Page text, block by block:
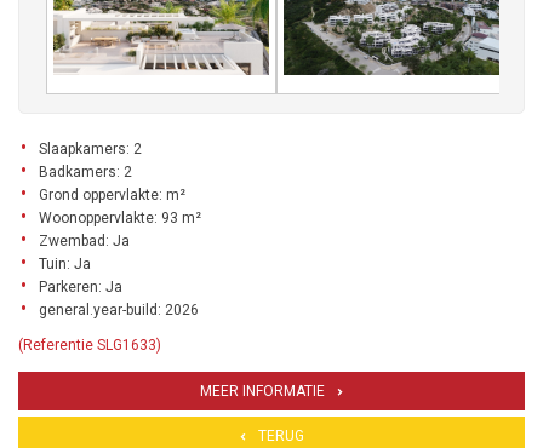
Slaapkamers: 2
Badkamers: 2
Grond oppervlakte: m²
Woonoppervlakte: 93 m²
Zwembad: Ja
Tuin: Ja
Parkeren: Ja
general.year-build: 2026
(Referentie SLG1633)
MEER INFORMATIE
TERUG